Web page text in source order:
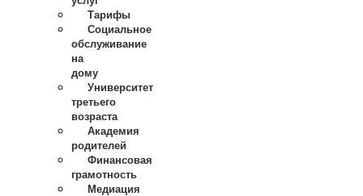
Тарифы
Социальное
обслуживание
на
дому
Университет
третьего
возраста
Академия
родителей
Финансовая
грамотность
Медиация